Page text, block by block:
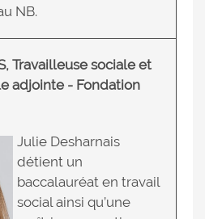
NB.
Travailleuse sociale et
adjointe - Fondation
Julie Desharnais
détient un
baccalauréat en travail
social ainsi qu’une